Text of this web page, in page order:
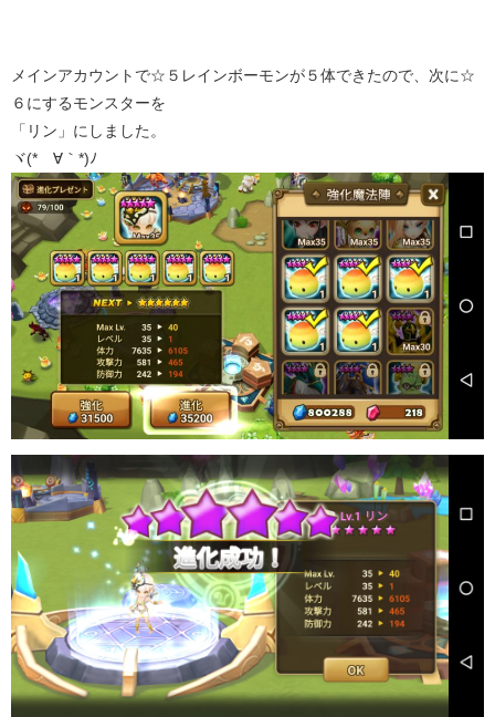
メインアカウントで☆５レインボーモンが５体できたので、次に☆
６にするモンスターを
「リン」にしました。
ヾ(*´∀｀*)ﾉ